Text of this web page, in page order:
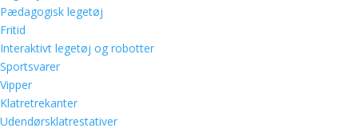
Pædagogisk legetøj
Fritid
Interaktivt legetøj og robotter
Sportsvarer
Vipper
Klatretrekanter
Udendørsklatrestativer